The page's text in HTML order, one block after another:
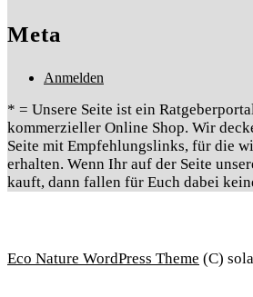
Meta
Anmelden
* = Unsere Seite ist ein
kommerzieller Online Shop. Wir
Seite mit Empfehlungslinks, für die
erhalten. Wenn Ihr auf der Seite
kauft, dann fallen für Euch dabei
Eco Nature WordPress Theme (C)